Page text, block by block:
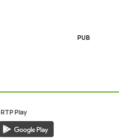
PUB
RTP Play